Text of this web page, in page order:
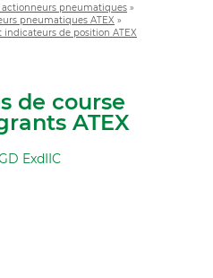
actionneurs pneumatiques »
pneumatiques ATEX »
indicateurs de position ATEX
de course
ATEX
ExdIIC